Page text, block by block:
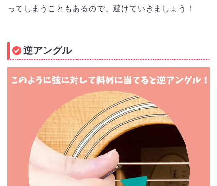
ってしまうこともあるので、避けていきましょう！
逆アングル